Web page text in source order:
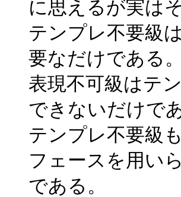
に思えるが実は
テンプレ不要級
要なだけである。
表現不可級はテ
できないだけであ
テンプレ不要級
フェースを用い
である。